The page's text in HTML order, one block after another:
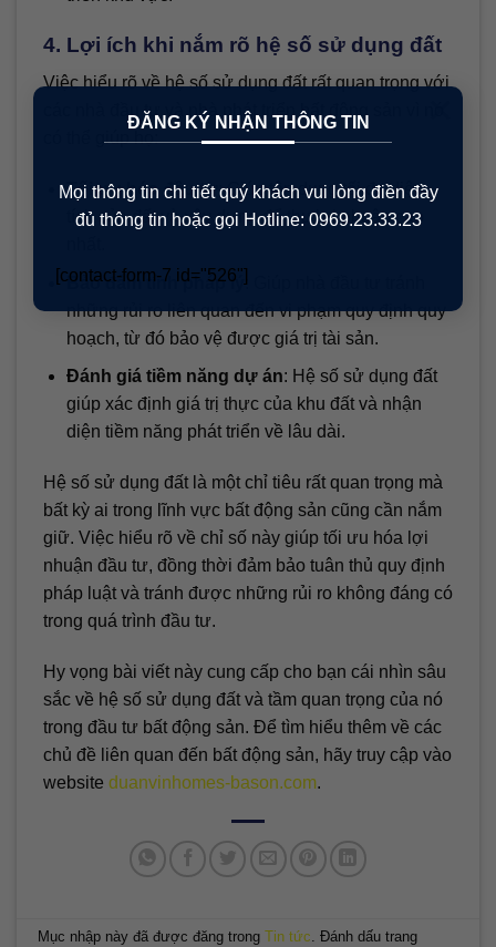
ĐĂNG KÝ NHẬN THÔNG TIN
Mọi thông tin chi tiết quý khách vui lòng điền đầy
đủ thông tin hoặc gọi Hotline: 0969.23.33.23
[contact-form-7 id="526"]
4. Lợi ích khi nắm rõ hệ số sử dụng đất
Việc hiểu rõ về hệ số sử dụng đất rất quan trọng với
các nhà đầu tư và nhà phát triển bất động sản vì nó
có thể giúp họ:
Tối ưu hóa đầu tư: Giúp tận dụng tối đa diện
tích của đất và xây dựng để thu lợi nhuận cao
Bảo đảm tính pháp lý: Giúp nhà đầu tư tránh
những rủi ro liên quan đến vi phạm quy định quy
hoạch, từ đó bảo vệ được giá trị tài sản.
Đánh giá tiềm năng dự án: Hệ số sử dụng đất
giúp xác định giá trị thực của khu đất và nhận
diện tiềm năng phát triển về lâu dài.
Hệ số sử dụng đất là một chỉ tiêu rất quan trọng mà
bất kỳ ai trong lĩnh vực bất động sản cũng cần nắm
giữ. Việc hiểu rõ về chỉ số này giúp tối ưu hóa lợi
nhuận đầu tư, đồng thời đảm bảo tuân thủ quy định
pháp luật và tránh được những rủi ro không đáng có
trong quá trình đầu tư.
Hy vọng bài viết này cung cấp cho bạn cái nhìn sâu
sắc về hệ số sử dụng đất và tầm quan trọng của nó
trong đầu tư bất động sản. Để tìm hiểu thêm về các
chủ đề liên quan đến bất động sản, hãy truy cập vào
website duanvinhomes-bason.com.
Mục nhập này đã được đăng trongTin tức. Đánh dấu trang